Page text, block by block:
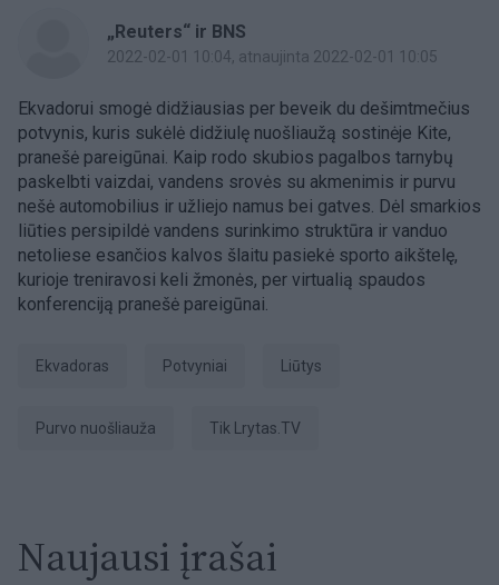
„Reuters“ ir BNS
2022-02-01 10:04, atnaujinta 2022-02-01 10:05
Ekvadorui smogė didžiausias per beveik du dešimtmečius
potvynis, kuris sukėlė didžiulę nuošliaužą sostinėje Kite,
pranešė pareigūnai. Kaip rodo skubios pagalbos tarnybų
paskelbti vaizdai, vandens srovės su akmenimis ir purvu
nešė automobilius ir užliejo namus bei gatves. Dėl smarkios
liūties persipildė vandens surinkimo struktūra ir vanduo
netoliese esančios kalvos šlaitu pasiekė sporto aikštelę,
kurioje treniravosi keli žmonės, per virtualią spaudos
konferenciją pranešė pareigūnai.
Ekvadoras potvyniai liūtys
purvo nuošliauža tik Lrytas.TV
Naujausi įrašai